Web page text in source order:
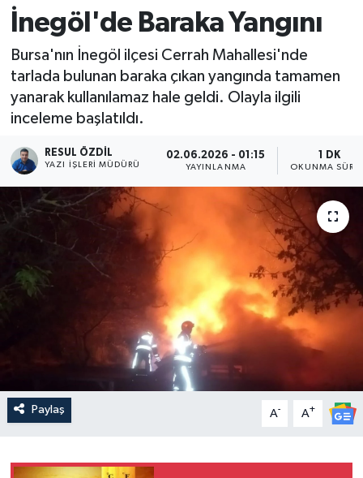
İnegöl'de Baraka Yangını
Bursa'nın İnegöl ilçesi Cerrah Mahallesi'nde
tarlada bulunan baraka çıkan yangında tamamen
yanarak kullanılamaz hale geldi. Olayla ilgili
inceleme başlatıldı.
RESUL ÖZDIL
YAZI İŞLERI MÜDÜRÜ
02.06.2026 - 01:15
YAYINLANMA
1 DK
OKUNMA
Paylaş A- A+
SPOR
RESMİ İLANLAR
Son Dakika Haberleri
Haber Arşivi